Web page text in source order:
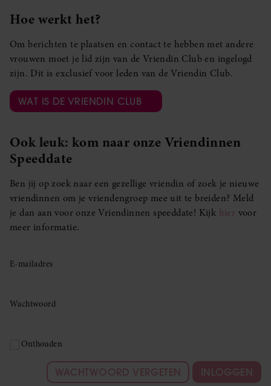
Hoe werkt het?
Om berichten te plaatsen en contact te hebben met andere
vrouwen moet je lid zijn van de Vriendin Club en ingelogd
zijn. Dit is exclusief voor leden van de Vriendin Club.
WAT IS DE VRIENDIN CLUB
Ook leuk: kom naar onze Vriendinnen
Speeddate
Ben jij op zoek naar een gezellige vriendin of zoek je nieuwe
vriendinnen om je vriendengroep mee uit te breiden? Meld
je dan aan voor onze Vriendinnen speeddate! Kijk hier voor
meer informatie.
E-mailadres
Wachtwoord
Onthouden
WACHTWOORD VERGETEN INLOGGEN